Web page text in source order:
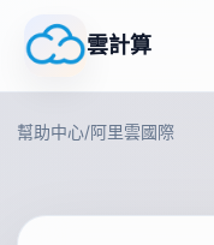
雲計算
幫助中心/阿里雲國際